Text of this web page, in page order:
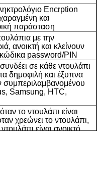
Encrption
και
παράσταση
με την
ανοικτή και κλείνουν
password/PIN
σε κάθε ντουλάπι
δημοφιλή και έξυπνα
Samsung, HTC,
το ντουλάπι είναι
χρεώνει το ντουλάπι,
είναι ανοικτό
μετά από τον
εισαγωγών